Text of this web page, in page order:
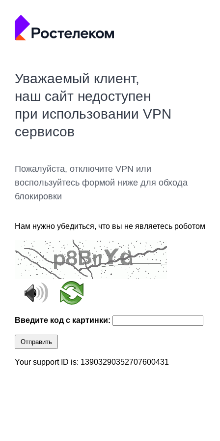
Уважаемый клиент,
наш сайт недоступен
при использовании VPN
сервисов
Пожалуйста, отключите VPN или
воспользуйтесь формой ниже для обхода
блокировки
Нам нужно убедиться, что вы не являетесь роботом
Введите код с картинки:
Отправить
Your support ID is: 13903290352707600431